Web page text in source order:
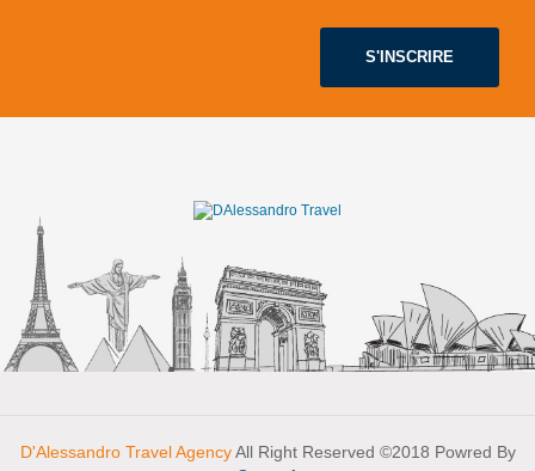
S'INSCRIRE
D'Alessandro Travel AgencyAll Right Reserved ©2018 Powred By